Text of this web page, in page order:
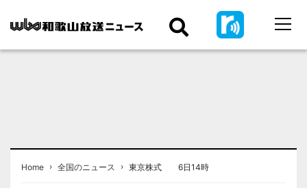
Home › 全国のニュース › 東京株式 6日14時